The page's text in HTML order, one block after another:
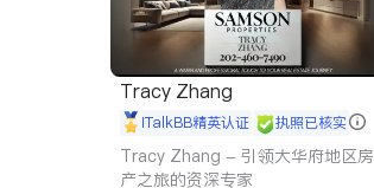
Tracy Zhang
iTalkBB精英认证 执照已核实
Tracy Zhang - 引领大华府地区房
产之旅的资深专家